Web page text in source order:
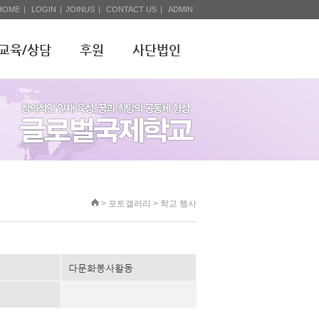
| LOGIN | JOINUS | CONTACT US | ADMIN
육/상담 후원 사단법인
> 포토갤러리 > 학교 행사
다문화봉사활동